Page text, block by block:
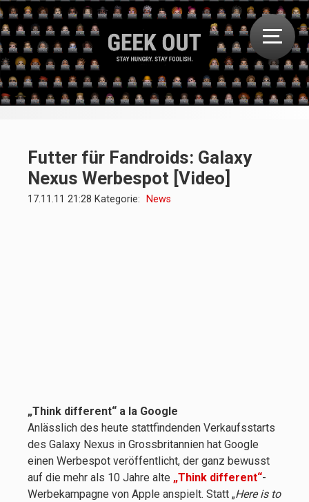
Futter für Fandroids: Galaxy
Nexus Werbespot [Video]
17.11.11 21:28 Kategorie: News
„Think different“ a la Google
Anlässlich des heute stattfindenden Verkaufsstarts
des Galaxy Nexus in Grossbritannien hat Google
einen Werbespot veröffentlicht, der ganz bewusst
auf die mehr als 10 Jahre alte „Think different“-
Werbekampagne von Apple anspielt. Statt „Here is to